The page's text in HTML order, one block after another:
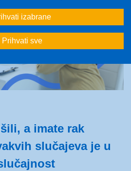
a imate rak
slučajeva je u
izabrane
Prihvati sve